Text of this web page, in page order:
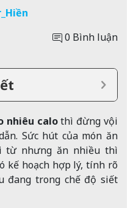
0 Bình luận
nhiêu calothì đừng vội
Sức hút của món ăn
từ nhưng ăn nhiều thì
kế hoạch hợp lý, tính rõ
đang trong chế độ siết